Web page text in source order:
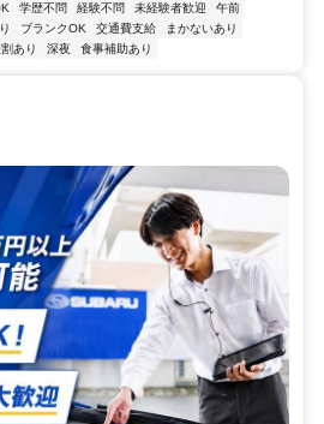
学歴不問 経験不問 未経験者歓迎
午前
ブランクOK 交通費支給
まかないあり
あり 深夜 食事補助あり